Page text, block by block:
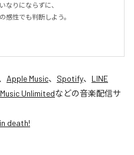
なりにならずに、
感性でも判断しよう。
Apple Music、 Spotify、 LINE
Unlimitedなどの音楽配信サ
death!